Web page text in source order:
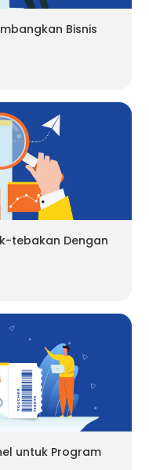
Bisnis
tebakan Dengan
untuk Program